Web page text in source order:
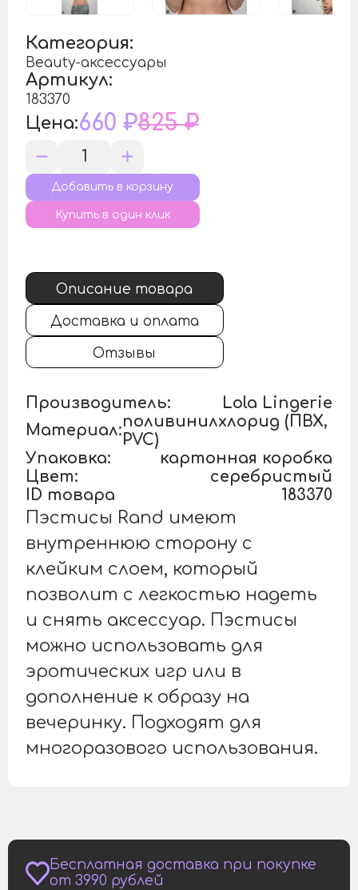
Категория:
Beauty-аксессуары
Артикул:
183370
Цена:660 ₽825 ₽
Купить в один клик
Описание товара
Доставка и оплата
Отзывы
Производитель:
Lola Lingerie
Материал:
поливинилхлорид (ПВХ,
PVC)
Упаковка:
картонная коробка
Цвет:
серебристый
ID товара
183370
Пэстисы Rand имеют
внутреннюю сторону с
клейким слоем, который
позволит c легкостью надеть
и снять аксессуар. Пэстисы
можно использовать для
эротических игр или в
дополнение к образу на
вечеринку. Подходят для
многоразового использования.
Бесплатная доставка при покупке
от 3990 рублей